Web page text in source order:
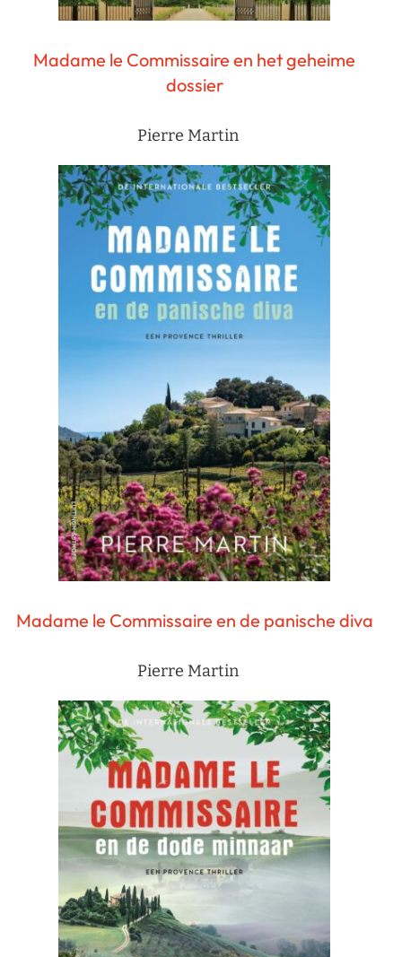
Madame le Commissaire en het geheime
dossier
Pierre Martin
Madame le Commissaire en de panische diva
Pierre Martin